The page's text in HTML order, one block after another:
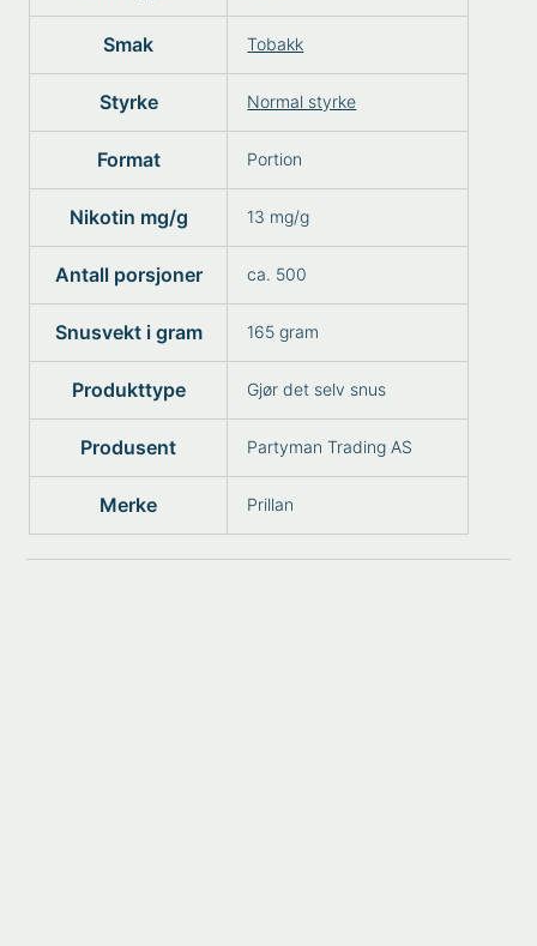
Smak Tobakk
Styrke Normal styrke
Format Portion
Nikotin mg/g 13 mg/g
Antall porsjoner ca. 500
Snusvekt i gram 165 gram
Produkttype Gjør det selv snus
Produsent Partyman Trading AS
Merke Prillan